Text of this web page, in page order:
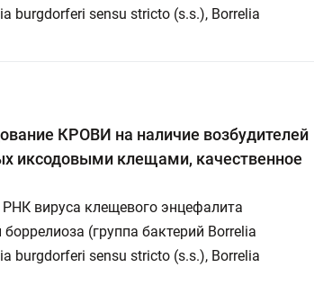
burgdorferi sensu stricto (s.s.), Borrelia
КРОВИ на наличие возбудителей
иксодовыми клещами, качественное
РНК вируса клещевого энцефалита
(группа бактерий Borrelia
burgdorferi sensu stricto (s.s.), Borrelia